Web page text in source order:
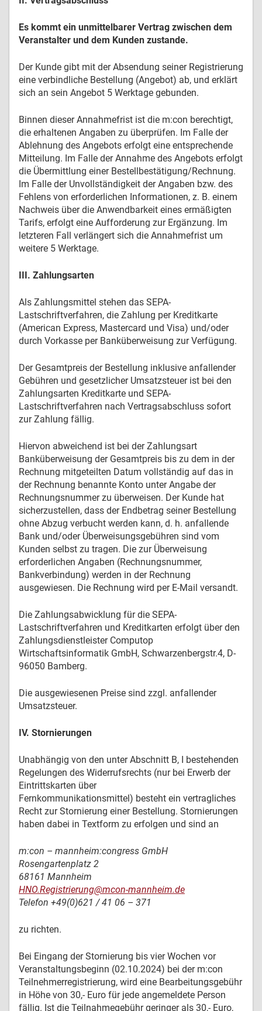
Es kommt ein unmittelbarer Vertrag zwischen dem
Veranstalter und dem Kunden zustande.
Der Kunde gibt mit der Absendung seiner Registrierung
eine verbindliche Bestellung (Angebot) ab, und erklärt
sich an sein Angebot 5 Werktage gebunden.
Binnen dieser Annahmefrist ist die m:con berechtigt,
die erhaltenen Angaben zu überprüfen. Im Falle der
Ablehnung des Angebots erfolgt eine entsprechende
Mitteilung. Im Falle der Annahme des Angebots erfolgt
die Übermittlung einer Bestellbestätigung/Rechnung.
Im Falle der Unvollständigkeit der Angaben bzw. des
Fehlens von erforderlichen Informationen, z. B. einem
Nachweis über die Anwendbarkeit eines ermäßigten
Tarifs, erfolgt eine Aufforderung zur Ergänzung. Im
letzteren Fall verlängert sich die Annahmefrist um
weitere 5 Werktage.
III. Zahlungsarten
Als Zahlungsmittel stehen das SEPA-
Lastschriftverfahren, die Zahlung per Kreditkarte
(American Express, Mastercard und Visa) und/oder
durch Vorkasse per Banküberweisung zur Verfügung.
Der Gesamtpreis der Bestellung inklusive anfallender
Gebühren und gesetzlicher Umsatzsteuer ist bei den
Zahlungsarten Kreditkarte und SEPA-
Lastschriftverfahren nach Vertragsabschluss sofort
zur Zahlung fällig.
Hiervon abweichend ist bei der Zahlungsart
Banküberweisung der Gesamtpreis bis zu dem in der
Rechnung mitgeteilten Datum vollständig auf das in
der Rechnung benannte Konto unter Angabe der
Rechnungsnummer zu überweisen. Der Kunde hat
sicherzustellen, dass der Endbetrag seiner Bestellung
ohne Abzug verbucht werden kann, d. h. anfallende
Bank und/oder Überweisungsgebühren sind vom
Kunden selbst zu tragen. Die zur Überweisung
erforderlichen Angaben (Rechnungsnummer,
Bankverbindung) werden in der Rechnung
ausgewiesen. Die Rechnung wird per E-Mail versandt.
Die Zahlungsabwicklung für die SEPA-
Lastschriftverfahren und Kreditkarten erfolgt über den
Zahlungsdienstleister Computop
Wirtschaftsinformatik GmbH, Schwarzenbergstr.4, D-
96050 Bamberg.
Die ausgewiesenen Preise sind zzgl. anfallender
Umsatzsteuer.
IV. Stornierungen
Unabhängig von den unter Abschnitt B, I bestehenden
Regelungen des Widerrufsrechts (nur bei Erwerb der
Eintrittskarten über
Fernkommunikationsmittel) besteht ein vertragliches
Recht zur Stornierung einer Bestellung. Stornierungen
haben dabei in Textform zu erfolgen und sind an
m:con – mannheim:congress GmbH
Rosengartenplatz 2
68161 Mannheim
HNO.Registrierung@mcon-mannheim.de
Telefon +49(0)621 / 41 06 – 371
zu richten.
Bei Eingang der Stornierung bis vier Wochen vor
Veranstaltungsbeginn (02.10.2024) bei der m:con
Teilnehmerregistrierung, wird eine Bearbeitungsgebühr
in Höhe von 30,- Euro für jede angemeldete Person
fällig. Ist die Teilnahmegebühr geringer als 30,- Euro,